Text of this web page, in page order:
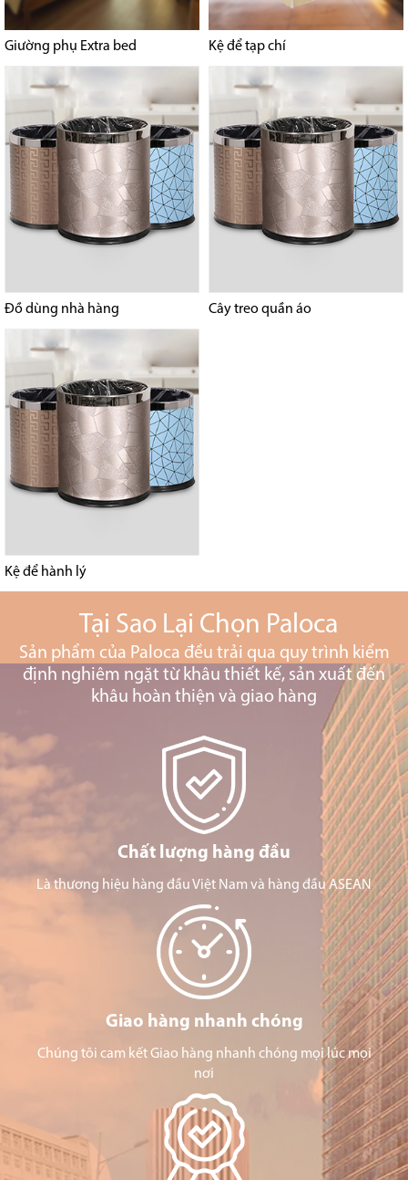
Giường phụ Extra bed Kệ để tạp chí
Đồ dùng nhà hàng Cây treo quần áo
Kệ để hành lý
Tại Sao Lại Chọn Paloca
Sản phẩm của Paloca đều trải qua quy trình kiểm
định nghiêm ngặt từ khâu thiết kế, sản xuất đến
khâu hoàn thiện và giao hàng
Chất lượng hàng đầu
Là thương hiệu hàng đầu Việt Nam và hàng đầu ASEAN
Giao hàng nhanh chóng
Chúng tôi cam kết Giao hàng nhanh chóng mọi lúc mọi
nơi